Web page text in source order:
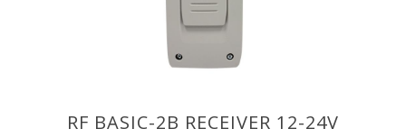
RF BASIC-2B RECEIVER 12-24V